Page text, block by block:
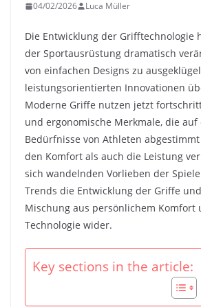
04/02/2026 Luca Müller
Die Entwicklung der Grifftechnologie
der Sportausrüstung dramatisch
von einfachen Designs zu
leistungsorientierten Innovationen
Moderne Griffe nutzen jetzt
und ergonomische Merkmale, die auf
Bedürfnisse von Athleten
den Komfort als auch die Leistung
sich wandelnden Vorlieben der
Trends die Entwicklung der Griffe
Mischung aus persönlichem Komfort
Technologie wider.
Key sections in the article: